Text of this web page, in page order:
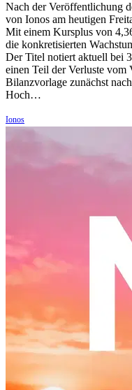
Nach der Veröffentlichung
von Ionos am heutigen
Mit einem Kursplus von
die konkretisierten
Der Titel notiert aktuell bei
einen Teil der Verluste vom
Bilanzvorlage zunächst
Hoch…
Ionos